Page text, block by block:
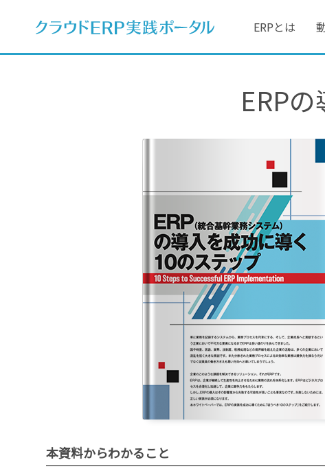
ERPとは
ERP
本資料からわかること